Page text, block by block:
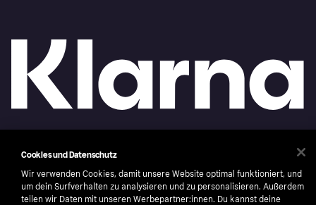
Copyright © 2005-2026 Klarna Bank AB (publ). Headquarters: Stockholm, Sweden. All
rights reserved. Klarna Bank AB (publ). Sveavägen 46, 111 34 Stockholm. Organization
NutzungsbedingungenCookiesKlarna.com
Cookies und Datenschutz
Wir verwenden Cookies, damit unsere Website optimal funktioniert, und
um dein Surfverhalten zu analysieren und zu personalisieren. Außerdem
teilen wir Daten mit unseren Werbepartner:innen. Du kannst deine